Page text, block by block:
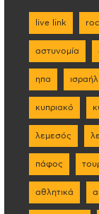
live link
αστυνομία
ηπα ισραήλ
κυπριακό
λεμεσός
πάφος
αθλητικά